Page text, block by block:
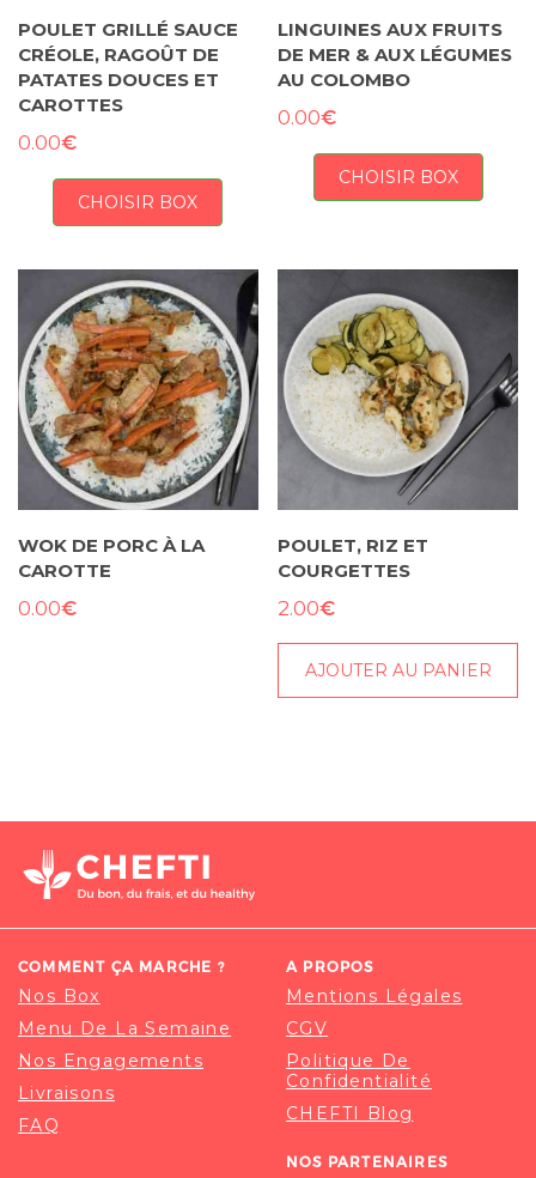
POULET GRILLÉ SAUCE
CRÉOLE, RAGOÛT DE
PATATES DOUCES ET
CAROTTES
0.00€
CHOISIR BOX
LINGUINES AUX FRUITS
DE MER & AUX LÉGUMES
AU COLOMBO
0.00€
CHOISIR BOX
WOK DE PORC À LA
CAROTTE
0.00€
POULET, RIZ ET
COURGETTES
2.00€
AJOUTER AU PANIER
COMMENT ÇA MARCHE ?
Nos Box
Menu De La Semaine
Nos Engagements
Livraisons
FAQ
A PROPOS
Mentions Légales
CGV
Politique De
Confidentialité
CHEFTI Blog
NOS PARTENAIRES